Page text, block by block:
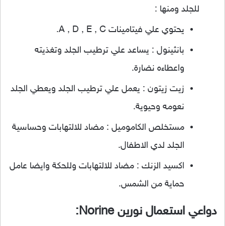
للجلد ومنها :
يحتوي علي فيتامينات A , D , E , C.
بانثينول : يساعد علي ترطيب الجلد وتغذيته
واعطاءه نضارة.
زيت زيتون : يعمل علي ترطيب الجلد ويعطي الجلد
نعومه وحيوية.
مستخلص الكاموميل : مضاد للالتهابات وحساسية
الجلد لدي الاطفال.
اكسيد الزنك : مضاد للالتهابات وللحكة وايضا عامل
حماية من الشمس.
دواعي استعمال نورين Norine: